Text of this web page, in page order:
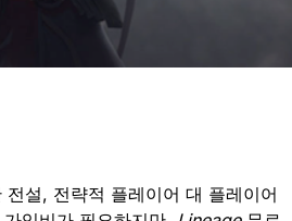
설, 전략적 플레이어 대 플레이어